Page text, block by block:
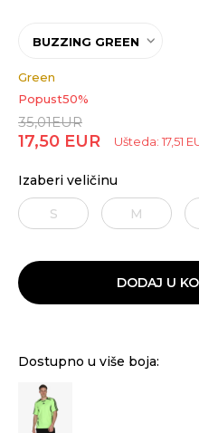
BUZZING GREEN
Green
Popust50%
35,01EUR
17,50 EUR Ušteda: 17,51
Izaberi veličinu
S M
DODAJ U
Dostupno u više boja: